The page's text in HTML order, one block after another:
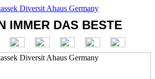
IMMER DAS BESTE